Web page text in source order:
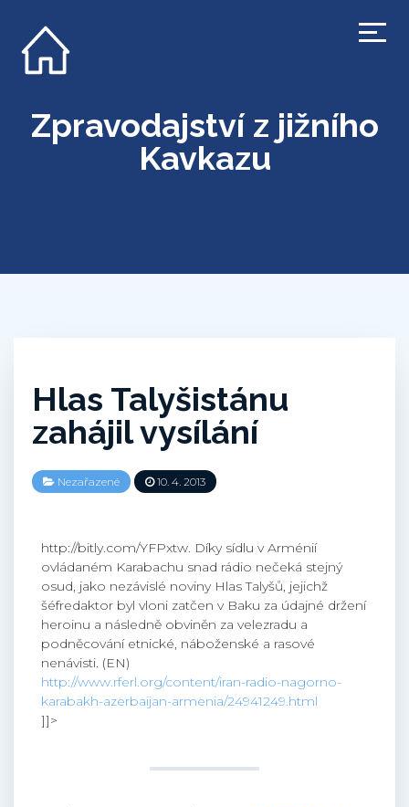
Zpravodajství z jižního
Kavkazu
Hlas Talyšistánu
zahájil vysílání
Nezařazené 10. 4. 2013
http://bitly.com/YFPxtw. Díky sídlu v Arménií
ovládaném Karabachu snad rádio nečeká stejný
osud, jako nezávislé noviny Hlas Talyšů, jejichž
šéfredaktor byl vloni zatčen v Baku za údajné držení
heroinu a následně obviněn za velezradu a
podněcování etnické, náboženské a rasové
nenávisti. (EN)
http://www.rferl.org/content/iran-radio-nagorno-
karabakh-azerbaijan-armenia/24941249.html
]]>